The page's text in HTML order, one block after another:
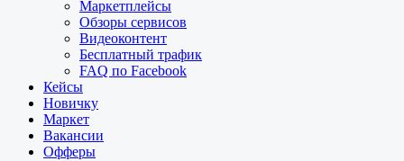
Маркетплейсы
Обзоры сервисов
Видеоконтент
Бесплатный трафик
FAQ по Facebook
Кейсы
Новичку
Маркет
Вакансии
Офферы